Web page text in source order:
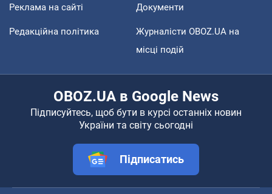
Реклама на сайті Документи
Редакційна політика
Журналісти OBOZ.UA на
місці подій
OBOZ.UA в Google News
Підписуйтесь, щоб бути в курсі останніх новин
України та світу сьогодні
Підписатись